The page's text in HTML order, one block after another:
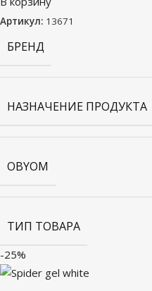
Артикул: 13671
БРЕНД
НАЗНАЧЕНИЕ ПРОДУКТА
OBYOM
ТИП ТОВАРА
-25%